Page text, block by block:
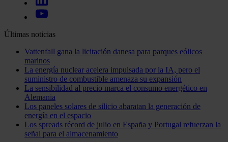
Últimas noticias
Vattenfall gana la licitación danesa para parques eólicos
marinos
La energía nuclear acelera impulsada por la IA, pero el
suministro de combustible amenaza su expansión
La sensibilidad al precio marca el consumo energético en
Alemania
Los paneles solares de silicio abaratan la generación de
energía en el espacio
Los spreads récord de julio en España y Portugal refuerzan la
señal para el almacenamiento